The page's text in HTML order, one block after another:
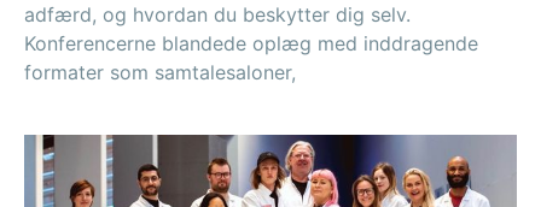
adfærd, og hvordan du beskytter dig selv.
Konferencerne blandede oplæg med inddragende
formater som samtalesaloner,